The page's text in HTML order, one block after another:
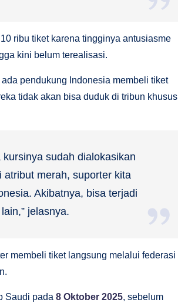
ribu tiket karena tingginya antusiasme
kini belum terealisasi.
pendukung Indonesia membeli tiket
tidak akan bisa duduk di tribun khusus
sudah dialokasikan
atribut merah, suporter kita
Akibatnya, bisa terjadi
jelasnya.
membeli tiket langsung melalui federasi
Saudi pada 8 Oktober 2025, sebelum